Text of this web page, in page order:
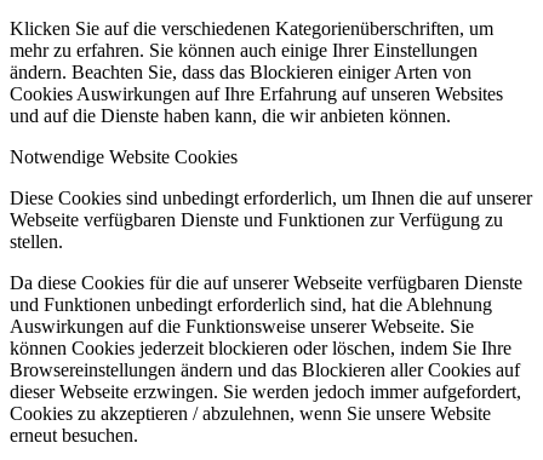
Klicken Sie auf die verschiedenen Kategorienüberschriften, um
mehr zu erfahren. Sie können auch einige Ihrer Einstellungen
ändern. Beachten Sie, dass das Blockieren einiger Arten von
Cookies Auswirkungen auf Ihre Erfahrung auf unseren Websites
und auf die Dienste haben kann, die wir anbieten können.
Notwendige Website Cookies
Diese Cookies sind unbedingt erforderlich, um Ihnen die auf unserer
Webseite verfügbaren Dienste und Funktionen zur Verfügung zu
stellen.
Da diese Cookies für die auf unserer Webseite verfügbaren Dienste
und Funktionen unbedingt erforderlich sind, hat die Ablehnung
Auswirkungen auf die Funktionsweise unserer Webseite. Sie
können Cookies jederzeit blockieren oder löschen, indem Sie Ihre
Browsereinstellungen ändern und das Blockieren aller Cookies auf
dieser Webseite erzwingen. Sie werden jedoch immer aufgefordert,
Cookies zu akzeptieren / abzulehnen, wenn Sie unsere Website
erneut besuchen.